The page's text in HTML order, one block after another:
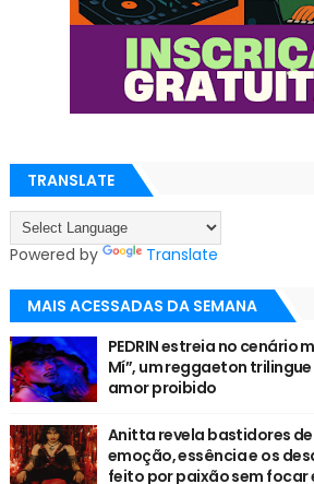
TRANSLATE
Powered by Translate
MAIS ACESSADAS DA SEMANA
PEDRIN estreia no cenário
Mí”, um reggaeton
amor proibido
Anitta revela bastidores de
emoção, essência e os
feito por paixão sem focar